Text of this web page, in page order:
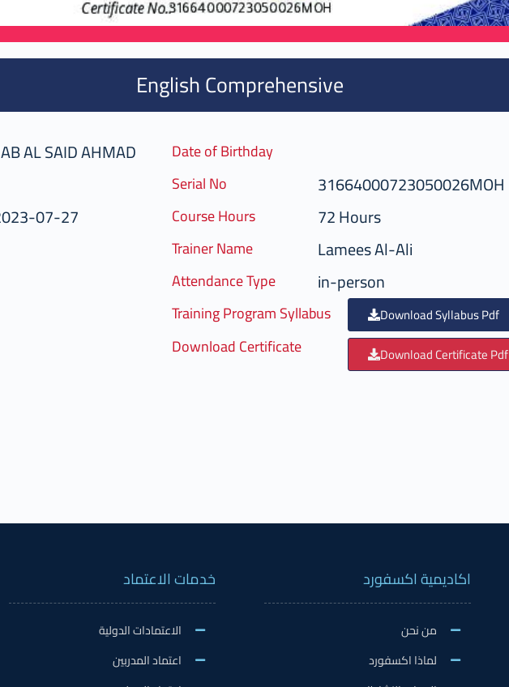
English Comprehensive
AL SAID AHMAD
Date of Birthday
Serial No 31664000723050026MOH
07-27 Course Hours 72 Hours
Trainer Name Lamees Al-Ali
Attendance Type in-person
Training Program Syllabus Download Syllabus Pdf
Download Certificate Download Certificate Pdf
اكاديمية اكسفورد
من نحن
لماذا اكسفورد
خدمات الاعتماد
الاعتمادات الدولية
اعتماد المدربين